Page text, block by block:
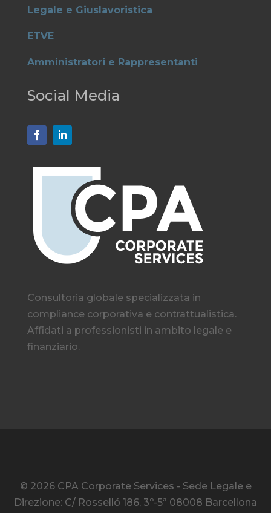
Legale e Giuslavoristica
ETVE
Amministratori e Rappresentanti
Social Media
Consultoria globale specializzata in
compliance corporativa e contrattualistica.
Affidati a professionisti in ambito legale e
finanziario.
© 2026 CPA Corporate Services - Sede Legale e
Direzione: C/ Rosselló 186, 3º-5ª 08008 Barcellona